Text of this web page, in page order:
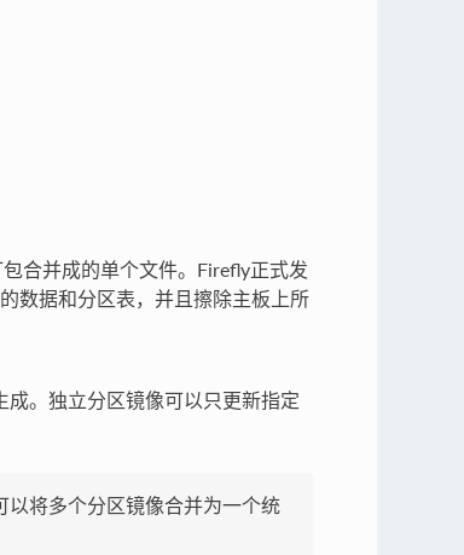
合并成的单个文件。Firefly正式发
数据和分区表，并且擦除主板上所
。独立分区镜像可以只更新指定
将多个分区镜像合并为一个统